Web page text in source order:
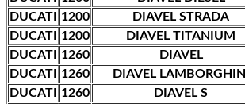
DUCATI
1200 DIAVEL STRADA
DUCATI
1200 DIAVEL TITANIUM
DUCATI
1260 DIAVEL
DUCATI
1260 DIAVEL LAMBORGHINI
DUCATI
1260 DIAVEL S